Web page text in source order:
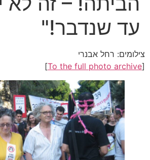
עד שנדבר!"
צילומים: רחל אבנרי
To the full photo archive
]